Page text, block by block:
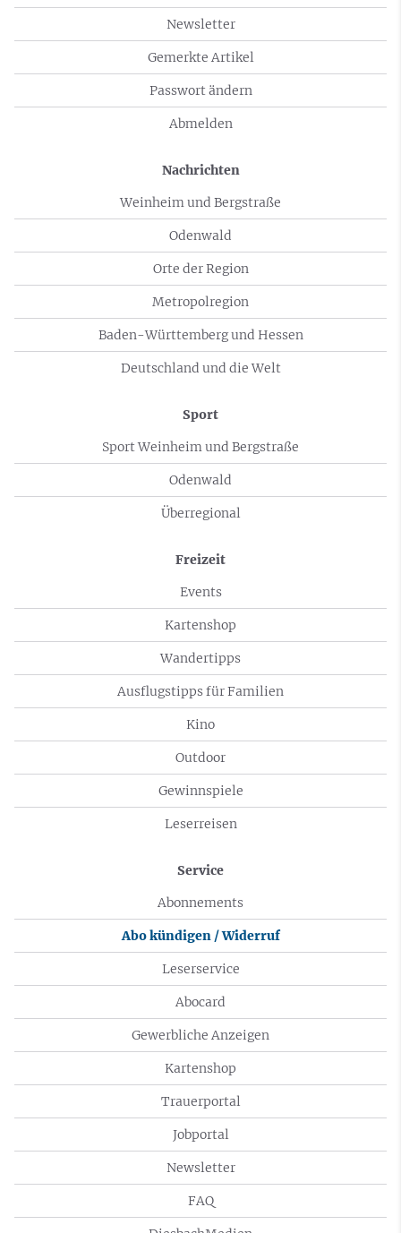
Newsletter
Gemerkte Artikel
Passwort ändern
Abmelden
Nachrichten
Weinheim und Bergstraße
Odenwald
Orte der Region
Metropolregion
Baden-Württemberg und Hessen
Deutschland und die Welt
Sport
Sport Weinheim und Bergstraße
Odenwald
Überregional
Freizeit
Events
Kartenshop
Wandertipps
Ausflugstipps für Familien
Kino
Outdoor
Gewinnspiele
Leserreisen
Service
Abonnements
Abo kündigen / Widerruf
Leserservice
Abocard
Gewerbliche Anzeigen
Kartenshop
Trauerportal
Jobportal
Newsletter
FAQ